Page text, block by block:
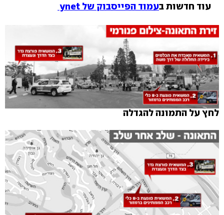
עוד חדשות בעמוד הפייסבוק של ynet
לחץ על התמונה להגדלה